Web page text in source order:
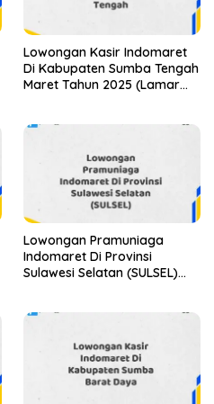
Lowongan Kasir Indomaret
Di Kabupaten Sumba Tengah
Maret Tahun 2025 (Lamar
Lowongan Pramuniaga
Indomaret Di Provinsi
Sulawesi Selatan (SULSEL)